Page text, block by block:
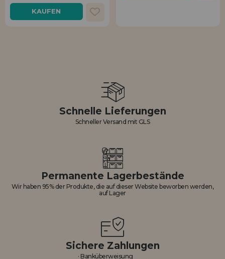
KAUFEN
Schnelle Lieferungen
Schneller Versand mit GLS
Permanente Lagerbestände
Wir haben 95% der Produkte, die auf dieser Website beworben werden,
auf Lager
Sichere Zahlungen
· Banküberweisung